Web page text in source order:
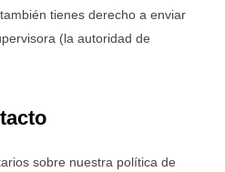
tienes derecho a enviar
(la autoridad de
sobre nuestra política de